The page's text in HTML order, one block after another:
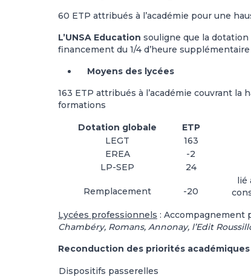
60 ETP attribués à l’académie pour une
L’UNSA Education souligne que la
financement du 1/4 d’heure
Moyens des lycées
163 ETP attribués à l’académie couvrant la
formations
Dotation globale ETP
LEGT
163
EREA
-2
LP-SEP
24
Remplacement -20
lié
Lycées professionnels : Accompagnement
Chambéry, Romans, Annonay, l’Edit
Reconduction des priorités académiques
Dispositifs passerelles